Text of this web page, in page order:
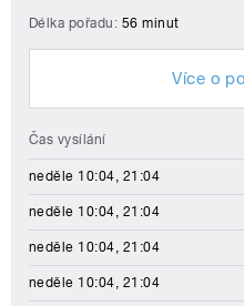
Délka pořadu: 56 minut
Více o
Čas vysílání
neděle 10:04, 21:04
neděle 10:04, 21:04
neděle 10:04, 21:04
neděle 10:04, 21:04